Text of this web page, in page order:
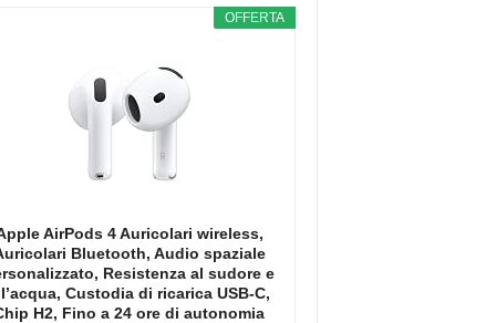
OFFERTA
AirPods 4 Auricolari wireless,
Bluetooth, Audio spaziale
Resistenza al sudore e
Custodia di ricarica USB-C,
H2, Fino a 24 ore di autonomia